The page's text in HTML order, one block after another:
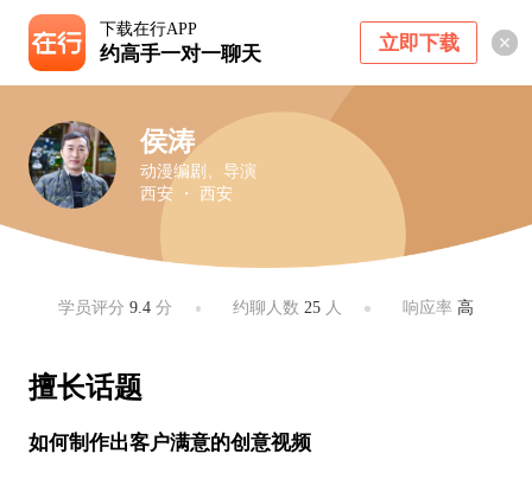
下载在行APP
约高手一对一聊天 立即下载
侯涛
动漫编剧、导演
西安 ・ 西安
学员评分9.4 分 约聊人数 25人 响应率 高
擅长话题
如何制作出客户满意的创意视频